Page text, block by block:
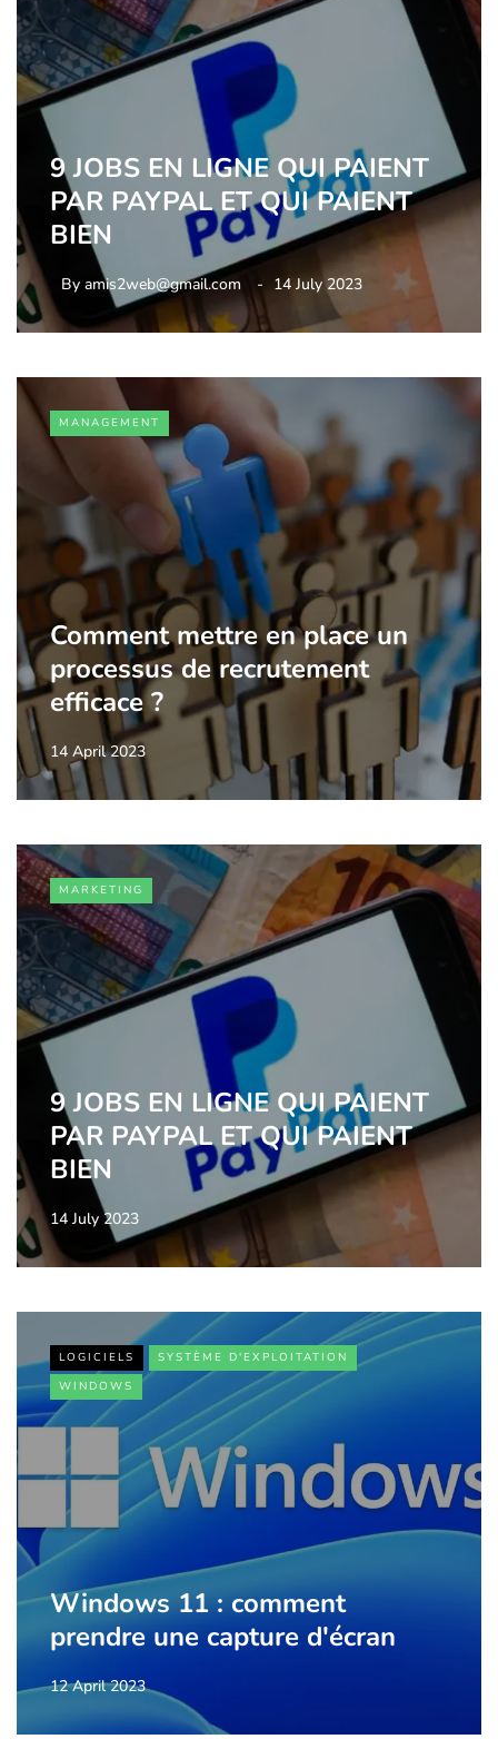
9 JOBS EN LIGNE QUI PAIENT
PAR PAYPAL ET QUI PAIENT
BIEN
By amis2web@gmail.com 14 July 2023
MANAGEMENT
Comment mettre en place un
processus de recrutement
efficace ?
14 April 2023
MARKETING
9 JOBS EN LIGNE QUI PAIENT
PAR PAYPAL ET QUI PAIENT
BIEN
14 July 2023
LOGICIELS
SYSTÈME D'EXPLOITATION
WINDOWS
Windows 11 : comment
prendre une capture d'écran
12 April 2023